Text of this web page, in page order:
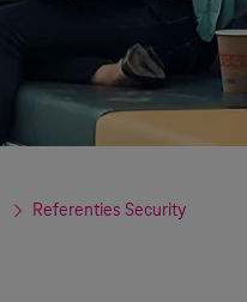
Referenties Security